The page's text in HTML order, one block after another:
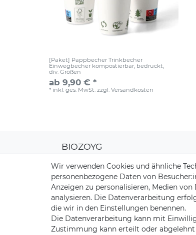
[Paket] Pappbecher Trinkbecher
Einwegbecher kompostierbar, bedruckt,
div. Größen
ab 9,90 € *
* inkl. ges. MwSt. zzgl.Versandkosten
BIOZOYG
CO2-Kompensation
Unsere Materialien
Palmblatt Produktion
Wir verwenden Cookies und ähnliche
personenbezogene Daten von
Anzeigen zu personalisieren, Medien
analysieren. Die Datenverarbeitung
die wir in den Einstellungen benennen.
Die Datenverarbeitung kann mit
Zustimmung kann erteilt oder